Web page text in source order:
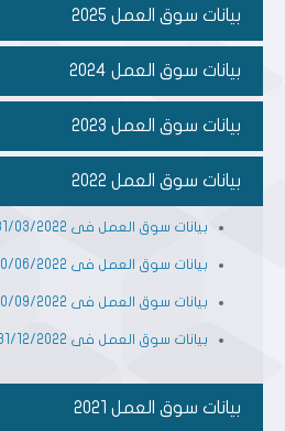
لإعداد التقارير.
بيانات سوق العمل 2025
بيانات سوق العمل 2024
بيانات سوق العمل 2023
بيانات سوق العمل 2022
بيانات سوق العمل فى 31/03/2022
بيانات سوق العمل فى 30/06/2022
بيانات سوق العمل فى 30/09/2022
بيانات سوق العمل فى 31/12/2022
بيانات سوق العمل 2021